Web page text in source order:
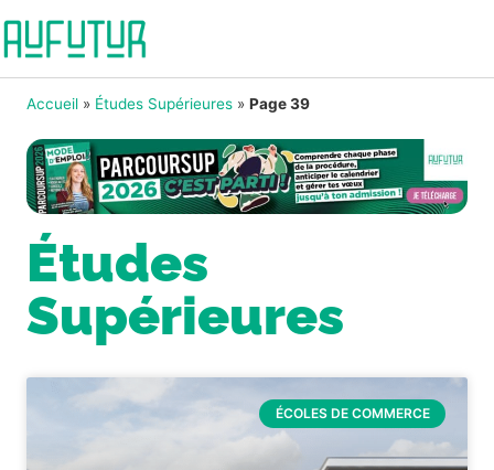
Accueil » Études Supérieures » Page 39
Études
Supérieures
ÉCOLES DE COMMERCE